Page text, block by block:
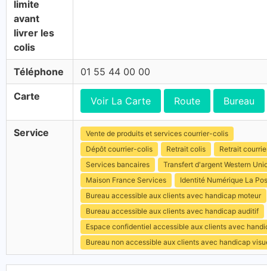
limite
avant
livrer les
colis
Téléphone 01 55 44 00 00
Carte Voir La Carte Route Bureau
Service
Vente de produits et services courrier-colis
Dépôt courrier-colis
Retrait colis
Retrait
Services bancaires
Transfert d'argent Western
Maison France Services
Identité Numérique La
Bureau accessible aux clients avec handicap moteur
Bureau accessible aux clients avec handicap auditif
Espace confidentiel accessible aux clients avec
Bureau non accessible aux clients avec handicap